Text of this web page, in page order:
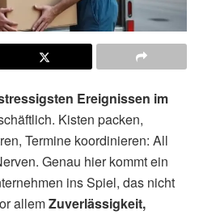
Ereignissen im
Kisten packen,
Termine koordinieren: All
Genau hier kommt ein
ins Spiel, das nicht
allemZuverlässigkeit,